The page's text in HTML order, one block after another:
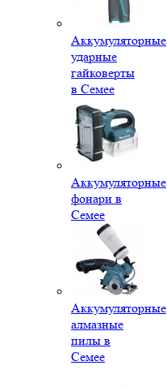
Аккумуляторные
ударные
гайковерты
в Семее
Аккумуляторные
фонари в
Семее
Аккумуляторные
алмазные
пилы в
Семее